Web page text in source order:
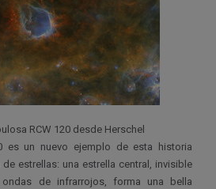
RCW 120 desde Herschel
es un nuevo ejemplo de esta historia
estrellas: una estrella central, invisible
de infrarrojos, forma una bella